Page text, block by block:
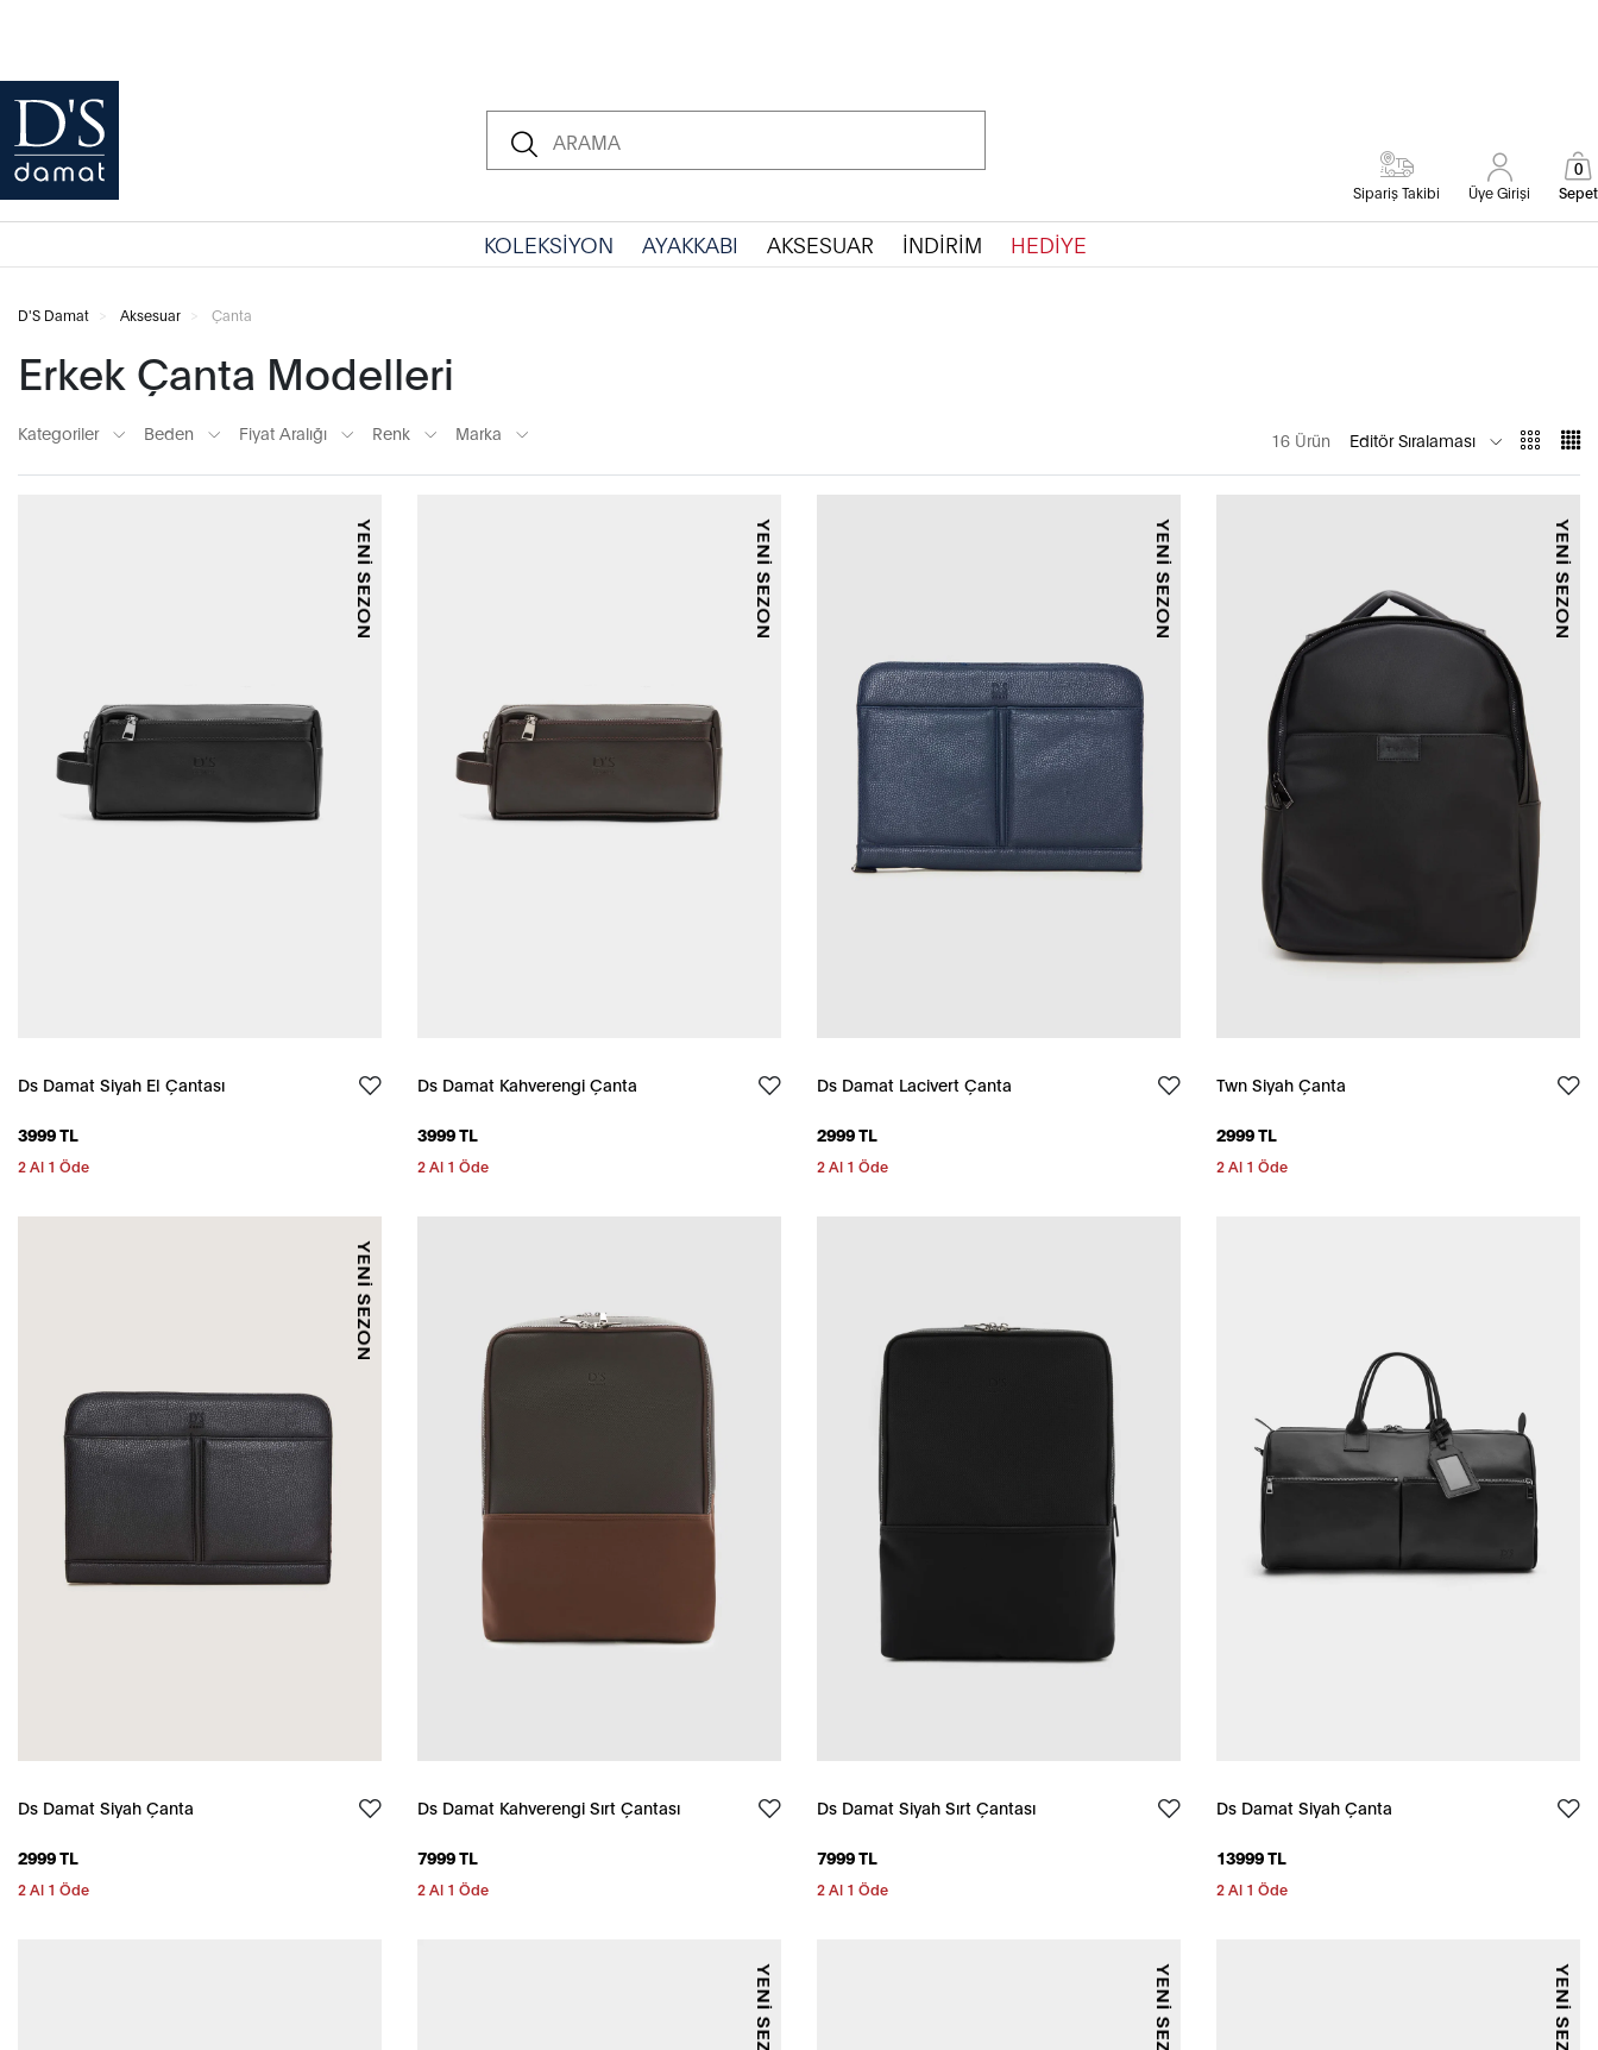
Sipariş Takibi Üye Girişi Sepet
0
KOLEKSİYON AYAKKABI AKSESUAR İNDİRİM HEDİYE
D'S Damat Aksesuar Çanta
Erkek Çanta Modelleri
Kategoriler Beden Fiyat Aralığı Renk Marka 16 Ürün Editör Sıralaması
Ds Damat Siyah El Çantası
3999 TL
2 Al 1 Öde
Ds Damat Kahverengi Çanta
3999 TL
2 Al 1 Öde
Ds Damat Lacivert Çanta
2999 TL
2 Al 1 Öde
Twn Siyah Çanta
2999 TL
2 Al 1 Öde
Ds Damat Siyah Çanta
2999 TL
2 Al 1 Öde
Ds Damat Kahverengi Sırt Çantası
7999 TL
2 Al 1 Öde
Ds Damat Siyah Sırt Çantası
7999 TL
2 Al 1 Öde
Ds Damat Siyah Çanta
13999 TL
2 Al 1 Öde